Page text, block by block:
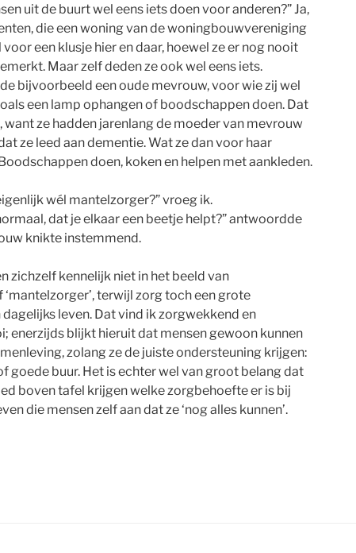
uit de buurt wel eens iets doen voor anderen?” Ja,
die een woning van de woningbouwvereniging
een klusje hier en daar, hoewel ze er nog nooit
Maar zelf deden ze ook wel eens iets.
bijvoorbeeld een oude mevrouw, voor wie zij wel
een lamp ophangen of boodschappen doen. Dat
want ze hadden jarenlang de moeder van mevrouw
ze leed aan dementie. Wat ze dan voor haar
doen, koken en helpen met aankleden.
wél mantelzorger?” vroeg ik.
dat je elkaar een beetje helpt?” antwoordde
knikte instemmend.
zichzelf kennelijk niet in het beeld van
‘mantelzorger’, terwijl zorg toch een grote
dagelijks leven. Dat vind ik zorgwekkend en
enerzijds blijkt hieruit dat mensen gewoon kunnen
zolang ze de juiste ondersteuning krijgen:
goede buur. Het is echter wel van groot belang dat
boven tafel krijgen welke zorgbehoefte er is bij
die mensen zelf aan dat ze ‘nog alles kunnen’.